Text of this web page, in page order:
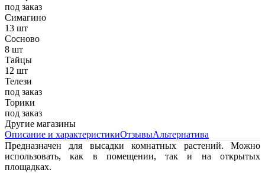
под заказ
Симагино
13 шт
Сосново
8 шт
Тайцы
12 шт
Телези
под заказ
Торики
под заказ
Другие магазины
Описание и характеристикиОтзывыАльтернатива
Предназначен для высадки комнатных растений. Можно
использовать, как в помещении, так и на открытых
площадках.